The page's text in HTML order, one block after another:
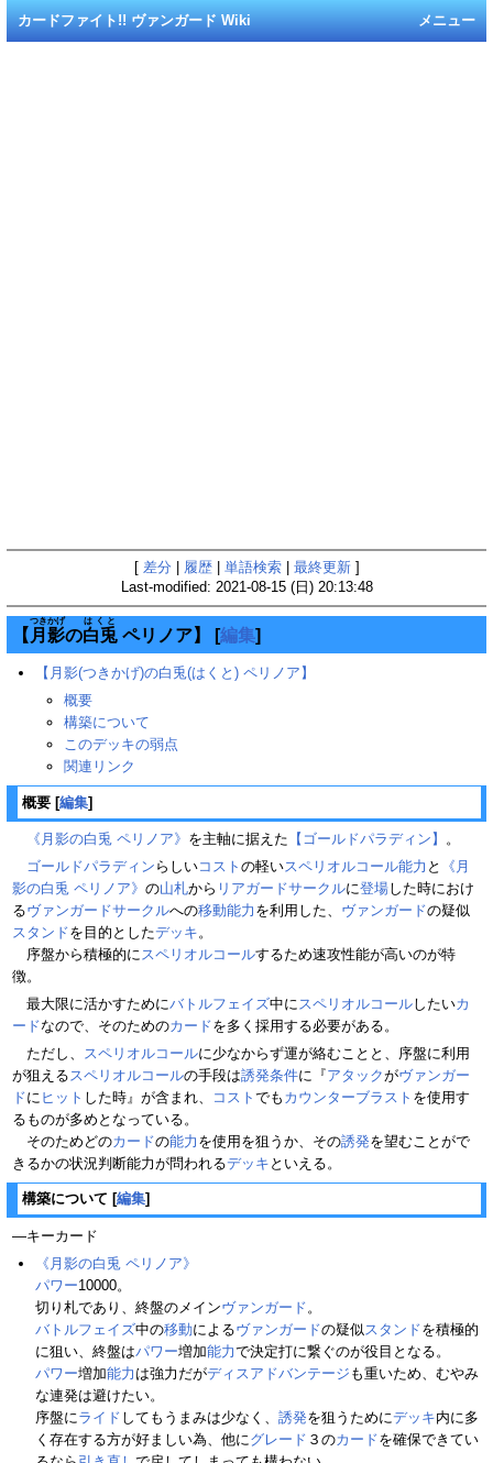
メニュー
カードファイト!! ヴァンガード Wiki
[ 差分 履歴| 単語検索| 最終更新]
Last-modified: 2021-08-15 (日) 20:13:48
【 月影
つきかげ
の白兎
はくと
ペリノア】 [編集]
【月影(つきかげ)の白兎(はくと) ペリノア】
概要
構築について
このデッキの弱点
関連リンク
概要 [編集]
《月影の白兎 ペリノア》 を主軸に据えた 【ゴールドパラディン】 。
ゴールドパラディン らしいコスト の軽いスペリオルコール能力 と
《月
影の白兎 ペリノア》 の山札から リアガードサークルに登場した時におけ
るヴァンガードサークルへの移動能力 を利用した、 ヴァンガードの疑似
スタンドを目的としたデッキ。
序盤から積極的にスペリオルコールするため速攻性能が高いのが特
徴。
最大限に活かすためにバトルフェイズ中にスペリオルコールしたいカ
ードなので、そのためのカードを多く採用する必要がある。
ただし、 スペリオルコールに少なからず運が絡むことと、序盤に利用
が狙えるスペリオルコールの手段は誘発条件に『アタックがヴァンガー
ドに ヒット した時』が含まれ、 コスト でも カウンターブラスト を使用す
るものが多めとなっている。
そのためどのカードの能力 を使用を狙うか、その誘発を望むことがで
きるかの状況判断能力が問われるデッキ といえる。
構築について [編集]
―キーカード
《月影の白兎 ペリノア》
パワー10000。
切り札であり、終盤のメインヴァンガード 。
バトルフェイズ中の移動によるヴァンガードの疑似 スタンドを積極的
に狙い、終盤はパワー増加能力で決定打に繋ぐのが役目となる。
パワー増加能力 は強力だがディスアドバンテージ も重いため、むやみ
な連発は避けたい。
序盤にライド してもうまみは少なく、 誘発を狙うためにデッキ内に多
く存在する方が好ましい為、他にグレード ３のカードを確保できてい